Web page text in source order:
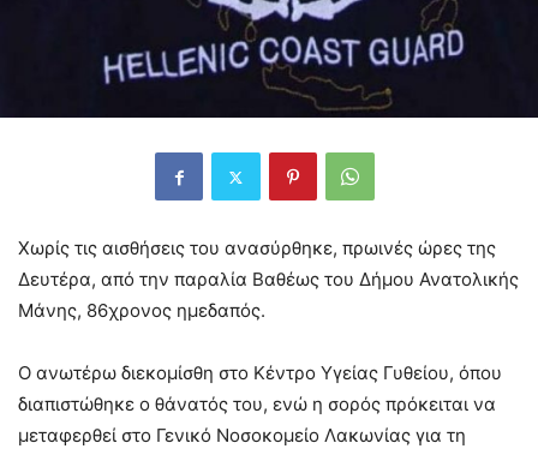
Χωρίς τις αισθήσεις του ανασύρθηκε, πρωινές ώρες της
Δευτέρα, από την παραλία Βαθέως του Δήμου Ανατολικής
Μάνης, 86χρονος ημεδαπός.
Ο ανωτέρω διεκομίσθη στο Κέντρο Υγείας Γυθείου, όπου
διαπιστώθηκε ο θάνατός του, ενώ η σορός πρόκειται να
μεταφερθεί στο Γενικό Νοσοκομείο Λακωνίας για τη